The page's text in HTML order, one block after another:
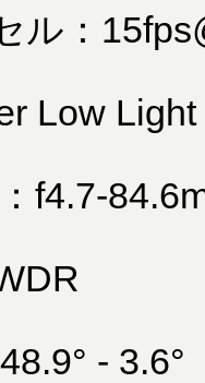
ル：
Low
f4.7-
- 3.6°